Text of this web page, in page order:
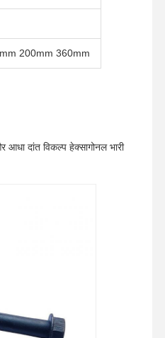
200mm 360mm
दांत विकल्प हेक्सागोनल भारी